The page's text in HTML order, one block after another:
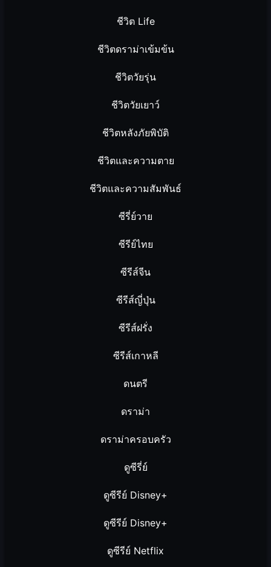
ชีวิต Life
ชีวิตดราม่าเข้มข้น
ชีวิตวัยรุ่น
ชีวิตวัยเยาว์
ชีวิตหลังภัยพิบัติ
ชีวิตและความตาย
ชีวิตและความสัมพันธ์
ซีรี่ย์วาย
ซีรีย์ไทย
ซีรีส์จีน
ซีรีส์ญี่ปุ่น
ซีรีส์ฝรั่ง
ซีรีส์เกาหลี
ดนตรี
ดราม่า
ดราม่าครอบครัว
ดูซีรี่ย์
ดูซีรีย์ Disney+
ดูซีรีย์ Disney+
ดูซีรีย์ Netflix